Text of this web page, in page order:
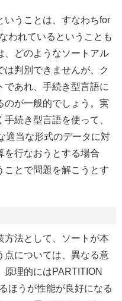
うことは、すなわちfor
われているということも
、どのようなソートアル
は判別できませんが、ク
であれ、手続き型言語に
のが一般的でしょう。実
続き型言語を使って、
適当な形式のデータに対
を行なおうとする場合
ことで問題を解こうとす
法として、ソートが本
点については、異なる意
原理的にはPARTITION
ほうが性能が良好になる